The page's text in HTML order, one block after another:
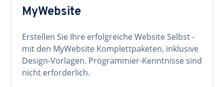
MyWebsite
Erstellen Sie Ihre erfolgreiche Website Selbst -
mit den MyWebsite Komplettpaketen, inklusive
Design-Vorlagen. Programmier-Kenntnisse sind
nicht erforderlich.